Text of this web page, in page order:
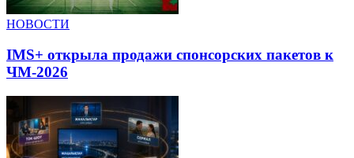
НОВОСТИ
IMS+ открыла продажи спонсорских пакетов к
ЧМ-2026